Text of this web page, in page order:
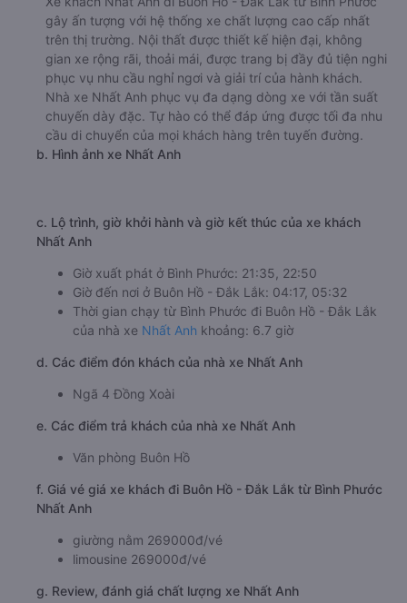
gây ấn tượng với hệ thống xe chất lượng cao cấp nhất
trên thị trường. Nội thất được thiết kế hiện đại, không
gian xe rộng rãi, thoải mái, được trang bị đầy đủ tiện nghi
phục vụ nhu cầu nghỉ ngơi và giải trí của hành khách.
Nhà xe Nhất Anh phục vụ đa dạng dòng xe với tần suất
chuyến dày đặc. Tự hào có thể đáp ứng được tối đa nhu
cầu di chuyển của mọi khách hàng trên tuyến đường.
b. Hình ảnh xe Nhất Anh
c. Lộ trình, giờ khởi hành và giờ kết thúc của xe khách
Nhất Anh
Giờ xuất phát ở Bình Phước: 21:35, 22:50
Giờ đến nơi ở Buôn Hồ - Đắk Lắk: 04:17, 05:32
Thời gian chạy từ Bình Phước đi Buôn Hồ - Đắk Lắk
của nhà xe Nhất Anh khoảng: 6.7 giờ
d. Các điểm đón khách của nhà xe Nhất Anh
Ngã 4 Đồng Xoài
e. Các điểm trả khách của nhà xe Nhất Anh
Văn phòng Buôn Hồ
f. Giá vé giá xe khách đi Buôn Hồ - Đắk Lắk từ Bình Phước
Nhất Anh
giường nằm 269000đ/vé
limousine 269000đ/vé
g. Review, đánh giá chất lượng xe Nhất Anh